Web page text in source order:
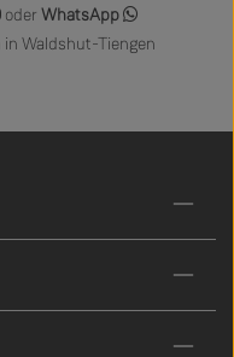
oder WhatsApp
Waldshut-Tiengen